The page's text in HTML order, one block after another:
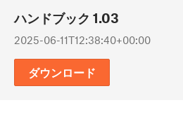
ハンドブック 1.03
2025-06-11T12:38:40+00:00
ダウンロード